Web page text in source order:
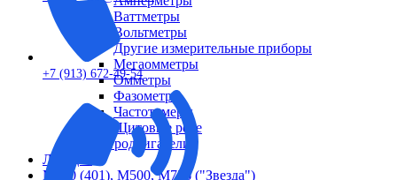
Ваттметры
Вольтметры
Другие измерительные приборы
Мегаомметры
Омметры
Фазометры
Частотомеры
Щитовые реле
Электродвигатели
Лебедка
М400 (401), М500, М756 ("Звезда")
+7 (913) 672-49-54